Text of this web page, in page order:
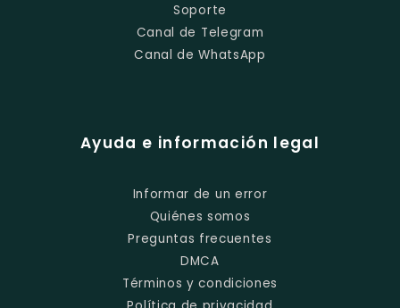
Soporte
Canal de Telegram
Canal de WhatsApp
Ayuda e información legal
Informar de un error
Quiénes somos
Preguntas frecuentes
DMCA
Términos y condiciones